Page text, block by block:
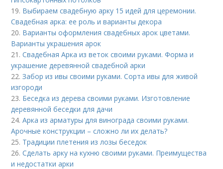
19. Выбираем свадебную арку 15 идей для церемонии.
Свадебная арка: ее роль и варианты декора
20. Варианты оформления свадебных арок цветами.
Варианты украшения арок
21.Свадебная Арка из веток своими руками. Форма и
украшение деревянной свадебной арки
22.Забор из ивы своими руками. Сорта ивы для живой
изгороди
23. Беседка из дерева своими руками. Изготовление
деревянной беседки для дачи
24.Арка из арматуры для винограда своими руками.
Арочные конструкции – сложно ли их делать?
25. Традиции плетения из лозы беседок
26.Сделать арку на кухню своими руками. Преимущества
и недостатки арки